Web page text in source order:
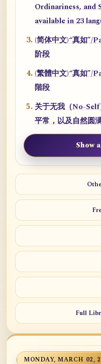
Ordinariness,
available in 23
(简体中文)“真如”/
阶段
(繁體中文)“真如”/
階段
关于无我（No-
平常，以及自然圆
Show
Full
MONDAY, MARCH 02,